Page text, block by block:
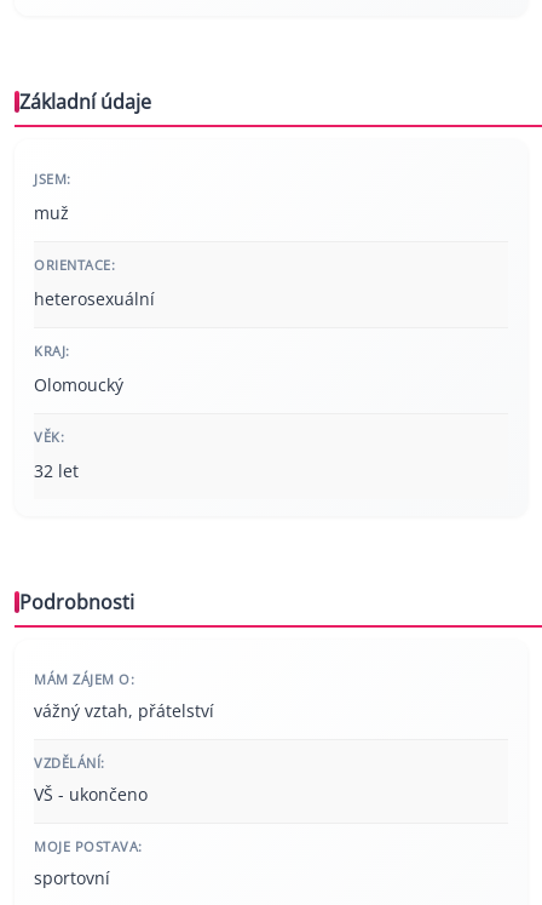
Základní údaje
JSEM:
muž
ORIENTACE:
heterosexuální
KRAJ:
Olomoucký
VĚK:
32 let
Podrobnosti
MÁM ZÁJEM O:
vážný vztah, přátelství
VZDĚLÁNÍ:
VŠ - ukončeno
MOJE POSTAVA:
sportovní